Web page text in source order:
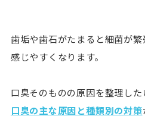
歯垢や歯石がたまると細菌が
感じやすくなります。
口臭そのものの原因を整理した
口臭の主な原因と種類別の対策